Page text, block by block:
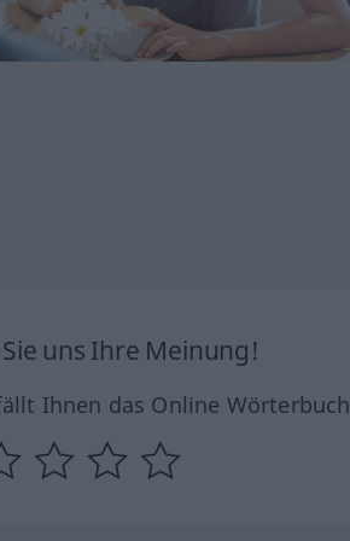
uns Ihre Meinung!
Ihnen das Online